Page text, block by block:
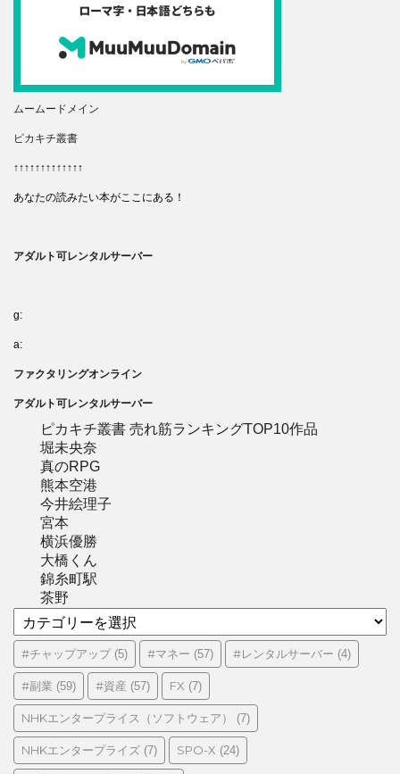
ムームードメイン
ピカキチ叢書
↑↑↑↑↑↑↑↑↑↑↑↑↑
あなたの読みたい本がここにある！
アダルト可レンタルサーバー
g:
a:
ファクタリングオンライン
アダルト可レンタルサーバー
ピカキチ叢書 売れ筋ランキングTOP10作品
堀未央奈
真のRPG
熊本空港
今井絵理子
宮本
横浜優勝
大橋くん
錦糸町駅
茶野
テ
ゴ
リ
ー
#チャップアップ(5) #マネー (57) #レンタルサーバー (4)
#副業 (59) #資産 (57) FX (7)
NHKエンタープライス（ソフトウェア） (7)
NHKエンタープライズ (7) SPO-X (24)